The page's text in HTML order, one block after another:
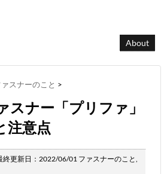
About
スナーのこと >
スナー「プリファ」
注意点
終更新日：2022/06/01 ファスナーのこと,